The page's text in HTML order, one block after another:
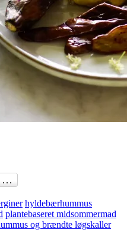
hyldebærhummus
plantebaseret midsommermad
og brændte løgskaller